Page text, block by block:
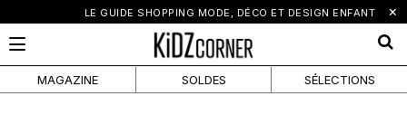
LE GUIDE SHOPPING MODE, DÉCO ET DESIGN ENFANT ×
MAGAZINE SOLDES SÉLECTIONS